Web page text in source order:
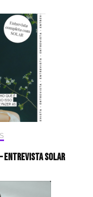
Entrevista Solar